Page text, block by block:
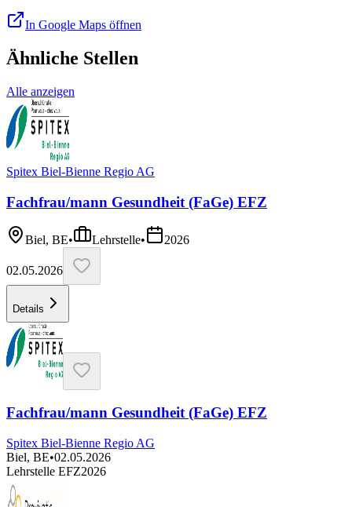
In Google Maps öffnen
Ähnliche Stellen
Alle anzeigen
Spitex Biel-Bienne Regio AG
Fachfrau/mann Gesundheit (FaGe) EFZ
Biel, BE• Lehrstelle• 2026
02.05.2026
Details
Fachfrau/mann Gesundheit (FaGe) EFZ
Spitex Biel-Bienne Regio AG
Biel, BE•02.05.2026
Lehrstelle EFZ2026